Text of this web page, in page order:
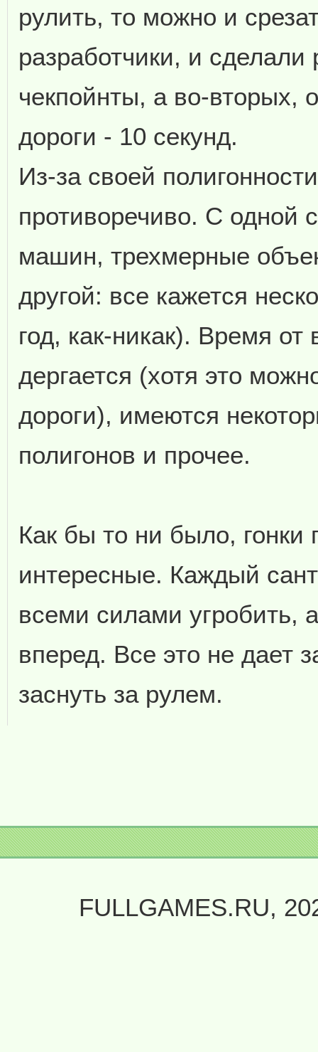
рулить, то можно и
разработчики, и
чекпойнты, а во-вторых,
дороги - 10 секунд.
Из-за своей
противоречиво. С одной
машин, трехмерные
другой: все кажется
год, как-никак). Время
дергается (хотя это
дороги), имеются
полигонов и прочее.
Как бы то ни было,
интересные. Каждый
всеми силами угробить,
вперед. Все это не дает
заснуть за рулем.
FULLGAMES.RU,